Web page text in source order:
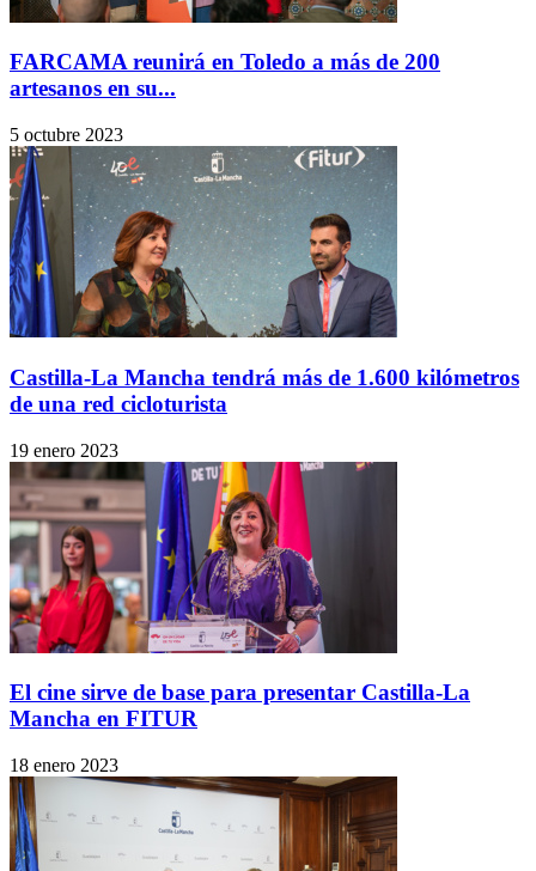
FARCAMA reunirá en Toledo a más de 200
artesanos en su...
5 octubre 2023
Castilla-La Mancha tendrá más de 1.600 kilómetros
de una red cicloturista
19 enero 2023
El cine sirve de base para presentar Castilla-La
Mancha en FITUR
18 enero 2023